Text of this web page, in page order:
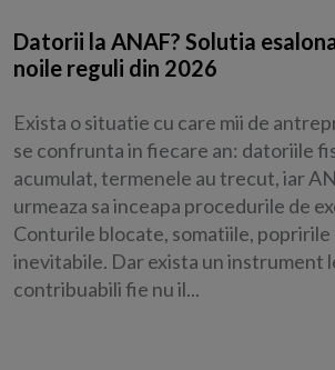
Datorii la ANAF? Solutia
noile reguli din 2026
Exista o situatie cu care mii de
se confrunta in fiecare an: datoriile
acumulat, termenele au trecut, iar
urmeaza sa inceapa procedurile de
Conturile blocate, somatiile,
inevitabile. Dar exista un instrument
contribuabili fie nu il...